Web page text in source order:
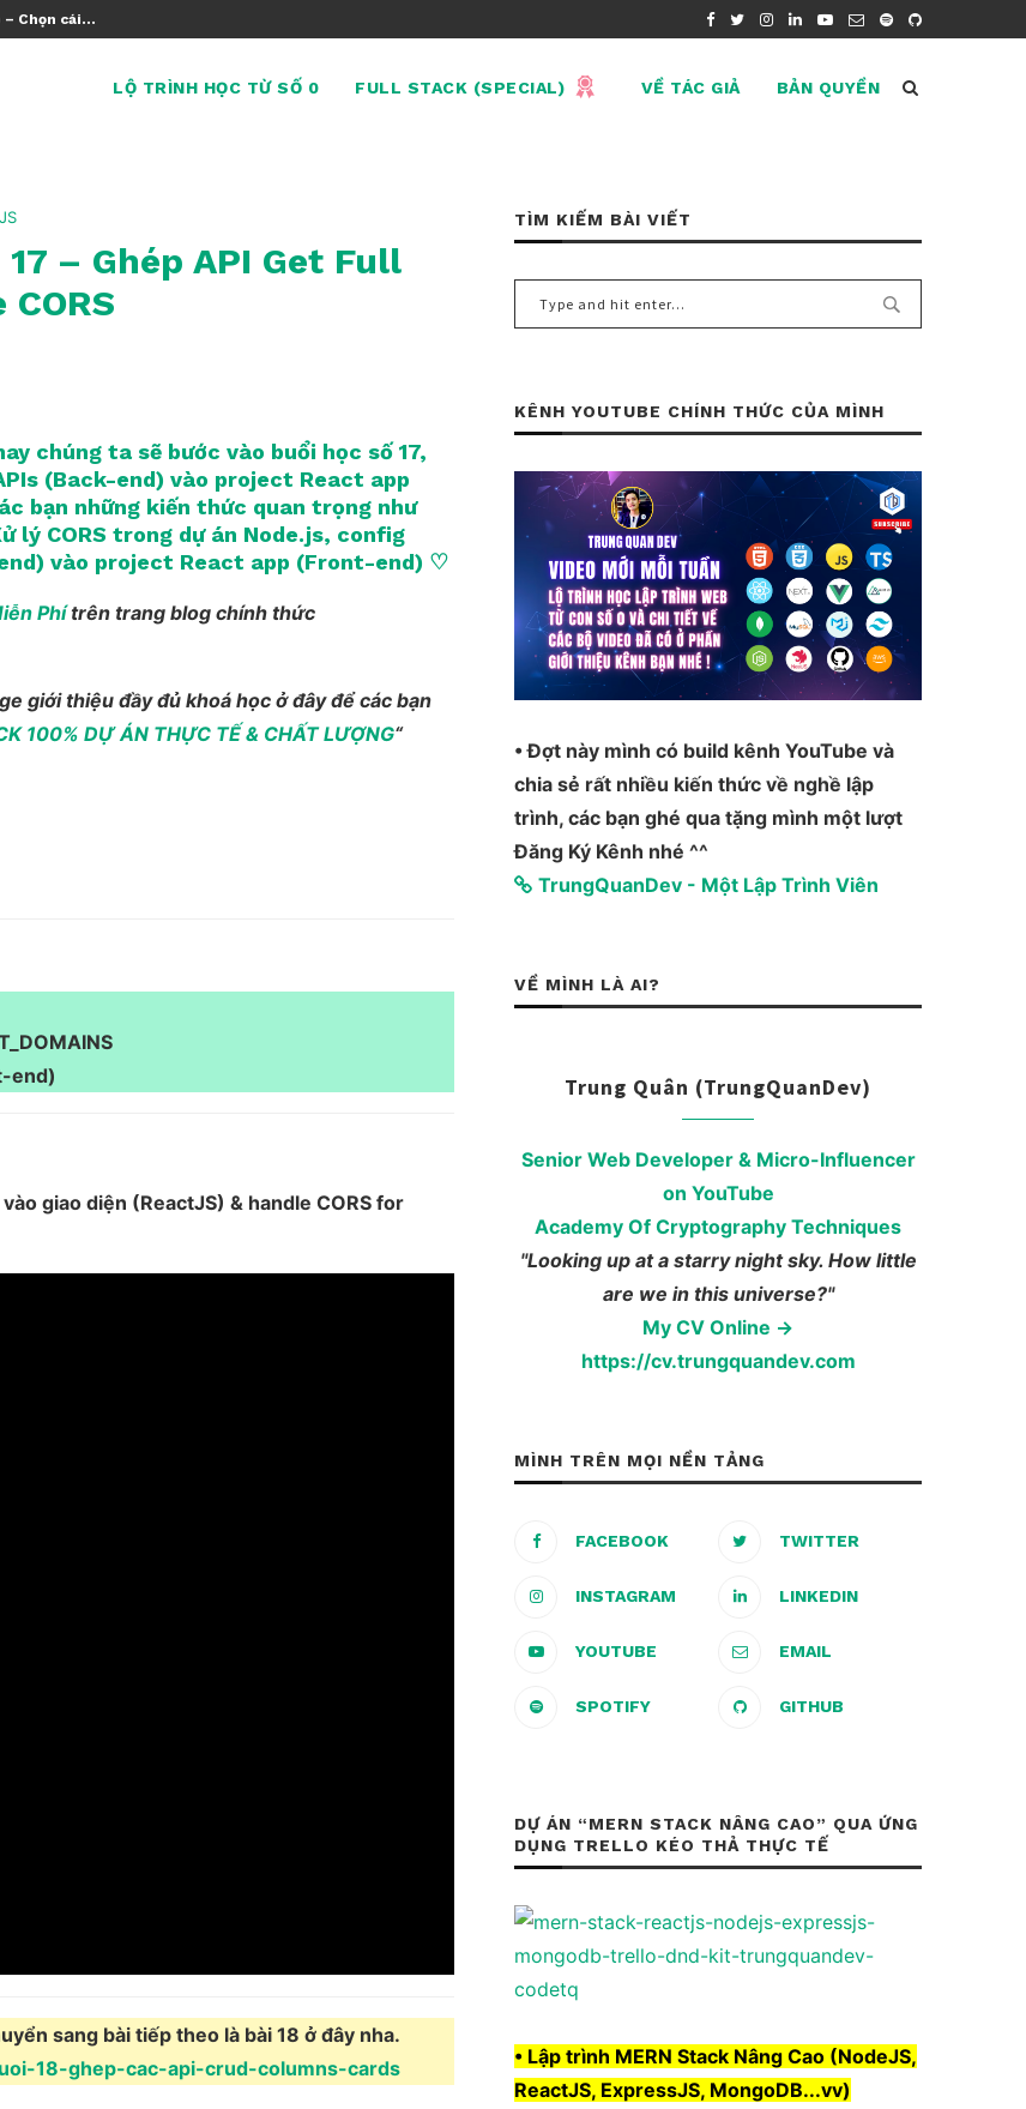
Chọn cái...
LỘ TRÌNH HỌC TỪ SỐ 0 FULL STACK (SPECIAL) VỀ TÁC GIẢ BẢN QUYỀN
– Ghép API Get Full
chúng ta sẽ bước vào buổi học số 17,
(Back-end) vào project React app
bạn những kiến thức quan trọng như
lý CORS trong dự án Node.js, config
vào project React app (Front-end) ♡
Phítrên trang blog chính thức
giới thiệu đầy đủ khoá học ở đây để các bạn
100% DỰ ÁN THỰC TẾ & CHẤT LƯỢNG“
end)
giao diện (ReactJS) & handle CORS for
sang bài tiếp theo là bài 18 ở đây nha.
18-ghep-cac-api-crud-columns-cards
TÌM KIẾM BÀI VIẾT
KÊNH YOUTUBE CHÍNH THỨC CỦA MÌNH
• Đợt này mình có build kênh YouTube và
chia sẻ rất nhiều kiến thức về nghề lập
trình, các bạn ghé qua tặng mình một lượt
Đăng Ký Kênh nhé ^^
TrungQuanDev - Một Lập Trình Viên
VỀ MÌNH LÀ AI?
Trung Quân (TrungQuanDev)
Senior Web Developer & Micro-Influencer
on YouTube
Academy Of Cryptography Techniques
"Looking up at a starry night sky. How little
are we in this universe?"
My CV Online →
https://cv.trungquandev.com
MÌNH TRÊN MỌI NỀN TẢNG
FACEBOOK TWITTER
INSTAGRAM LINKEDIN
YOUTUBE EMAIL
SPOTIFY GITHUB
DỰ ÁN “MERN STACK NÂNG CAO” QUA ỨNG
DỤNG TRELLO KÉO THẢ THỰC TẾ
• Lập trình MERN Stack Nâng Cao (NodeJS,
ReactJS, ExpressJS, MongoDB...vv)